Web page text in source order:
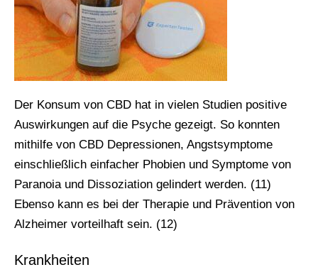
Der Konsum von CBD hat in vielen Studien positive
Auswirkungen auf die Psyche gezeigt. So konnten
mithilfe von CBD Depressionen, Angstsymptome
einschließlich einfacher Phobien und Symptome von
Paranoia und Dissoziation gelindert werden. (11)
Ebenso kann es bei der Therapie und Prävention von
Alzheimer vorteilhaft sein. (12)
Krankheiten